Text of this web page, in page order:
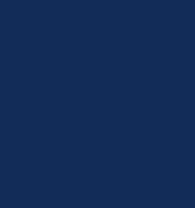
jede Menge